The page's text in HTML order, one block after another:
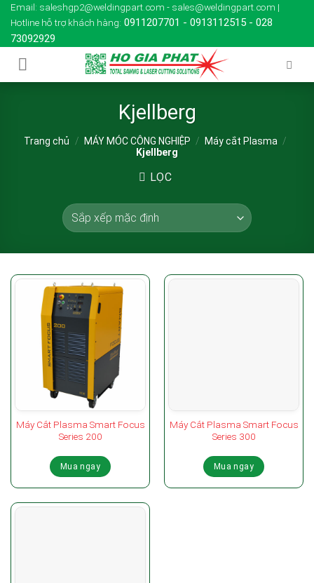
Skip
content
Email: saleshgp2@weldingpart.com - sales@weldingpart.com |
Hotline hỗ trợ khách hàng: 0911207701 - 0913112515 - 028
73092929
Kjellberg
Trang chủ / MÁY MÓC CÔNG NGHIỆP / Máy cắt Plasma /
Kjellberg
LỌC
Máy Cắt Plasma Smart Focus
Series 200
Mua ngay
Máy Cắt Plasma Smart Focus
Series 300
Mua ngay